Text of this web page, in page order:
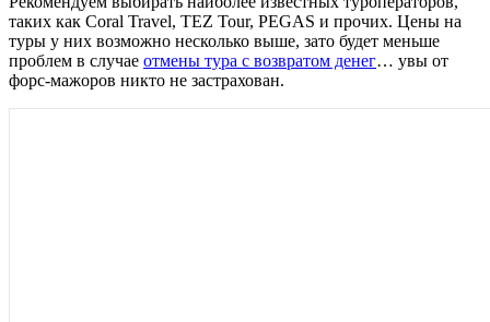
таких как Coral Travel, TEZ Tour, PEGAS и прочих. Цены на
туры у них возможно несколько выше, зато будет меньше
проблем в случае отмены тура с возвратом денег… увы от
форс-мажоров никто не застрахован.